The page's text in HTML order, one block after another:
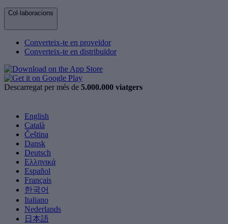
Col·laboracions
Converteix-te en proveïdor
Converteix-te en distribuïdor
Descarregat per més de 5.000.000 viatgers
English
Català
Čeština
Dansk
Deutsch
Ελληνικά
Español
Français
한국어
Italiano
Nederlands
日本語